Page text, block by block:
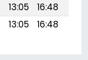
13:05 16:48
13:05 16:48